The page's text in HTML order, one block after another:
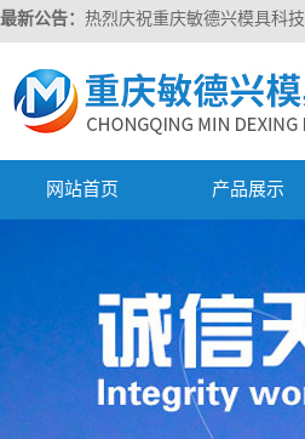
最新公告： 热烈庆祝重庆敏德兴模具科
网站首页 产品展示